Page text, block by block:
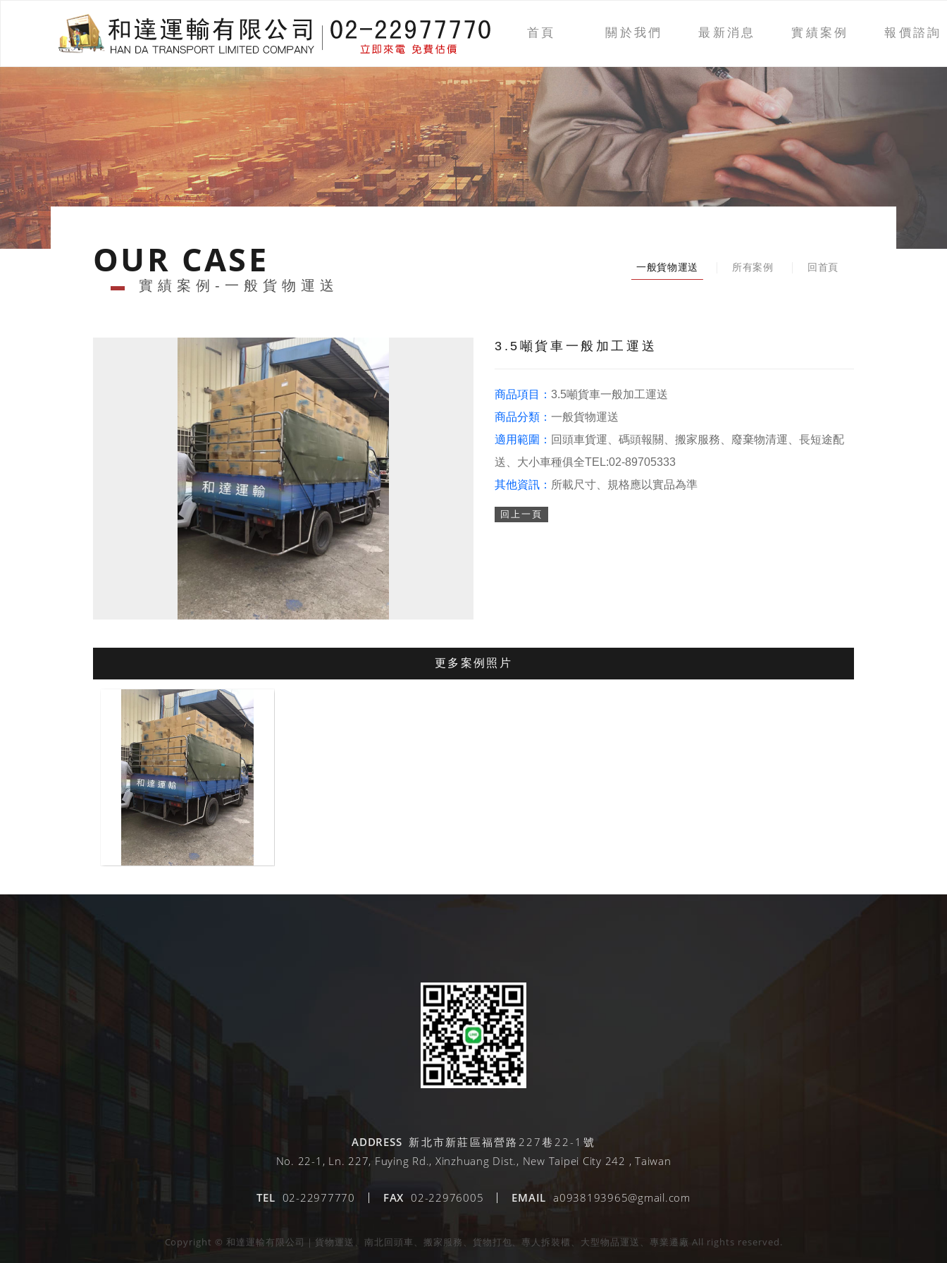
首頁 關於我們 最新消息 實績案例 報價諮詢
OUR CASE
▬ 實績案例-一般貨物運送
一般貨物運送 所有案例 回首頁
3.5噸貨車一般加工運送
商品項目： 3.5噸貨車一般加工運送
商品分類： 一般貨物運送
適用範圍： 回頭車貨運、碼頭報關、搬家服務、廢棄物清運、長短途配
送、大小車種俱全TEL:02-89705333
其他資訊： 所載尺寸、規格應以實品為準
回上一頁
更多案例照片
ADDRESS 新北市新莊區福營路227巷22-1號
No. 22-1, Ln. 227, Fuying Rd., Xinzhuang Dist., New Taipei City 242 , Taiwan
TEL 02-22977770 FAX 02-22976005 EMAIL a0938193965@gmail.com
Copyright © 和達運輸有限公司｜貨物運送、南北回頭車、搬家服務、貨物打包、專人拆裝櫃、大型物品運送、專業遷廠 All rights reserved.